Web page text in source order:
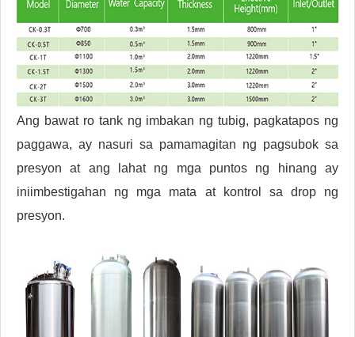
Ang bawat ro tank ng imbakan ng tubig, pagkatapos ng
paggawa, ay nasuri sa pamamagitan ng pagsubok sa
presyon at ang lahat ng mga puntos ng hinang ay
iniimbestigahan ng mga mata at kontrol sa drop ng
presyon.